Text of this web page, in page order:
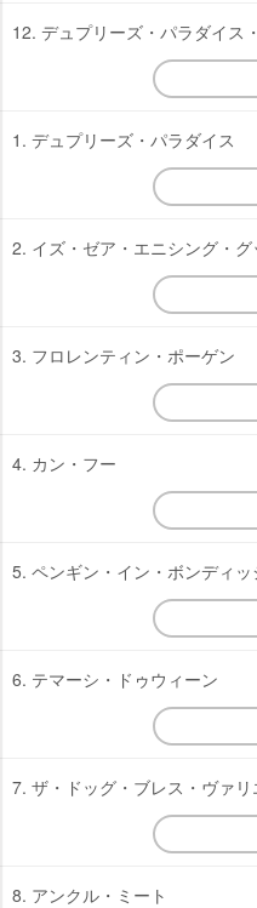
12. デュプリーズ・パラダイス
1. デュプリーズ・パラダイス
2. イズ・ゼア・エニシング・
3. フロレンティン・ポーゲン
4. カン・フー
5. ペンギン・イン・ボンディッ
6. テマーシ・ドゥウィーン
7. ザ・ドッグ・ブレス・ヴァ
8. アンクル・ミート